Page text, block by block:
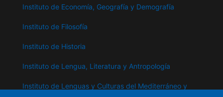
Instituto de Economía, Geografía y Demografía
Instituto de Filosofía
Instituto de Historia
Instituto de Lengua, Literatura y Antropología
Instituto de Lenguas y Culturas del Mediterráneo y